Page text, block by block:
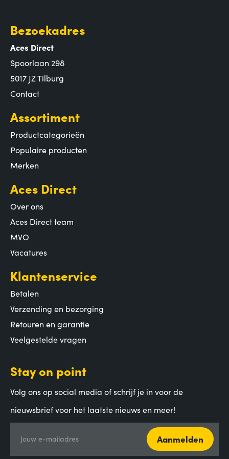
Bezoekadres
Aces Direct
Spoorlaan 298
5017 JZ Tilburg
Contact
Assortiment
Productcategorieën
Populaire producten
Merken
Aces Direct
Over ons
Aces Direct team
MVO
Vacatures
Klantenservice
Betalen
Verzending en bezorging
Retouren en garantie
Veelgestelde vragen
Stay on point
Volg ons op social media of schrijf je in voor de
nieuwsbrief voor het laatste nieuws en meer!
Jouw e-mailadres Aanmelden